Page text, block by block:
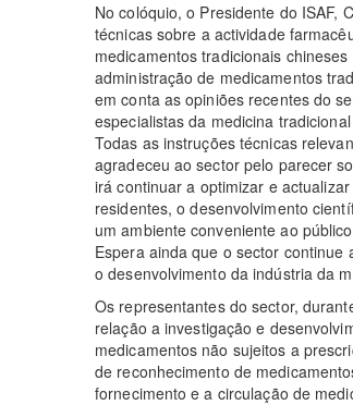
No colóquio, o Presidente do ISAF,
técnicas sobre a actividade
medicamentos tradicionais
administração de medicamentos
em conta as opiniões recentes do
especialistas da medicina
Todas as instruções técnicas
agradeceu ao sector pelo parecer
irá continuar a optimizar e
residentes, o desenvolvimento
um ambiente conveniente ao
Espera ainda que o sector
o desenvolvimento da indústria da
Os representantes do sector,
relação a investigação e
medicamentos não sujeitos a
de reconhecimento de
fornecimento e a circulação de